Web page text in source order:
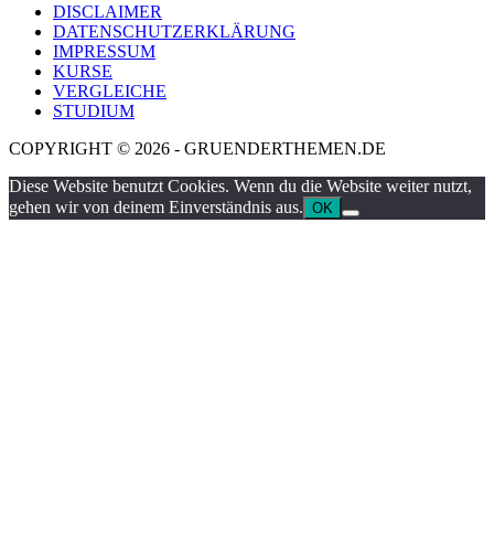
DISCLAIMER
DATENSCHUTZERKLÄRUNG
IMPRESSUM
KURSE
VERGLEICHE
STUDIUM
COPYRIGHT © 2026 - GRUENDERTHEMEN.DE
Diese Website benutzt Cookies. Wenn du die Website weiter nutzt,
gehen wir von deinem Einverständnis aus. OK